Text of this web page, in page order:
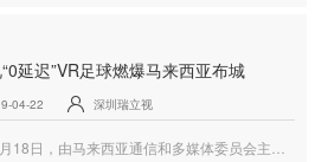
延迟”VR足球燃爆马来西亚布城
04-22 深圳瑞立视